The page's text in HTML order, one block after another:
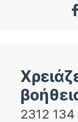
2312 134